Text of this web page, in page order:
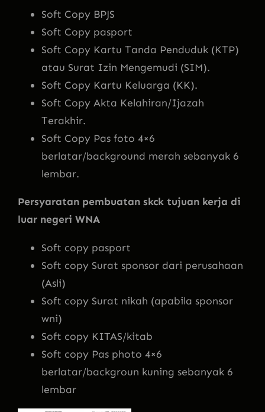
Soft Copy BPJS
Soft Copy pasport
Soft Copy Kartu Tanda Penduduk (KTP)
atau Surat Izin Mengemudi (SIM).
Soft Copy Kartu Keluarga (KK).
Soft Copy Akta Kelahiran/Ijazah
Terakhir.
Soft Copy Pas foto 4×6
berlatar/background merah sebanyak 6
lembar.
Persyaratan pembuatan skck tujuan kerja di
luar negeri WNA
Soft copy pasport
Soft copy Surat sponsor dari perusahaan
(Asli)
Soft copy Surat nikah (apabila sponsor
wni)
Soft copy KITAS/kitab
Soft copy Pas photo 4×6
berlatar/backgroun kuning sebanyak 6
lembar